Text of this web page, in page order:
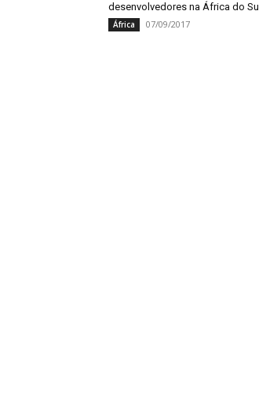
desenvolvedores na África do Sul
África 07/09/2017